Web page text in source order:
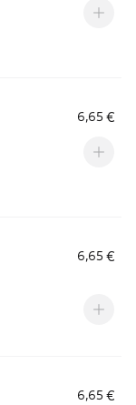
6,65 €
6,65 €
6,65 €